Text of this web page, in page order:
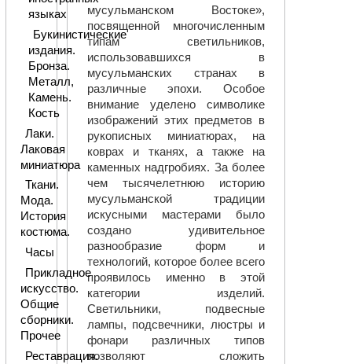
мусульманском Востоке»,
посвященной многочисленным
типам светильников,
использовавшихся в
мусульманских странах в
различные эпохи. Особое
внимание уделено символике
изображений этих предметов в
рукописных миниатюрах, на
коврах и тканях, а также на
каменных надгробиях. За более
чем тысячелетнюю историю
мусульманской традиции
искусными мастерами было
создано удивительное
разнообразие форм и
технологий, которое более всего
проявилось именно в этой
категории изделий.
Светильники, подвесные
лампы, подсвечники, люстры и
фонари различных типов
позволяют сложить
языках
Букинистические
издания.
Бронза.
Металл,
Камень.
Кость
Лаки.
Лаковая
миниатюра
Ткани.
Мода.
История
костюма.
Часы
Прикладное
искусство.
Общие
сборники.
Прочее
Реставрация.